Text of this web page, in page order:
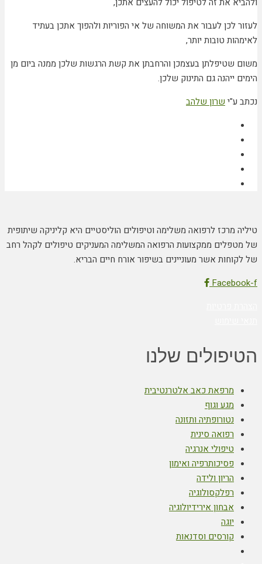
לעזור לכן לעבור את המשוחה של אי הפוריות ולהפוך אתכן בעתיד
לאימהות טובות יותר,
משום שטיפלתן בעצמכן והרחבתן את קשת הרגשות שלכן ממנה ביום מן
הימים ייהנה גם התינוק שלכן.
נכתב ע"י שרון שלהב
טיליה מרכז לרפואה משלימה וטיפולים הוליסטיים היא קליניקה שיתופית
של מטפלים ממקצועות הרפואה המשלימה המעניקים טיפולים לקהל רחב
של לקוחות אשר מעוניינים בשיפור אורח חיים הבריא.
Facebook-f
הטיפולים שלנו
מרפאת כאב אלטרנטיבית
מגע וגוף
נטורופתיה ותזונה
רפואה סינית
טיפולי אנרגיה
פסיכותרפיה ואימון
הריון ולידה
רפלקסולוגיה
אבחון אירידיולוגיה
יוגה
קורסים וסדנאות